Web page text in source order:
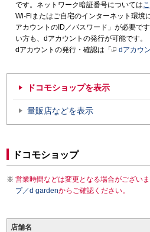
です。ネットワーク暗証番号については
Wi-Fiまたはご自宅のインターネット環境
アカウントのID／パスワード」が必要で
い方も、dアカウントの発行が可能です。
dアカウントの発行・確認は「
dアカウ
ドコモショップを表示
量販店などを表示
ドコモショップ
営業時間などは変更となる場合がござい
プ／d gardenからご確認ください。
店舗名